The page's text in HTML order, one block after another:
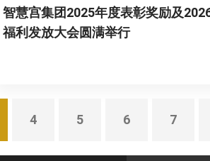
智慧宫集团2025年度表彰奖励及
福利发放大会圆满举行
4 5 6 7